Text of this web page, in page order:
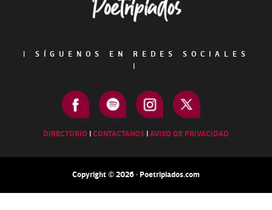
|
SÍGUENOS EN REDES SOCIALES
|
DIRECTORIO |CONTACTANOS |AVISO DE PRIVACIDAD
Copyright © 2026 · Poetripiados.com